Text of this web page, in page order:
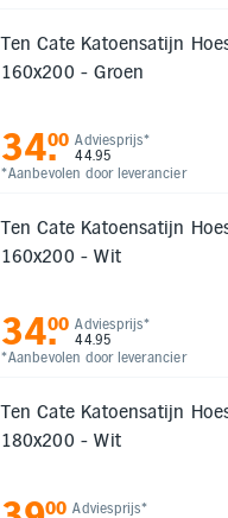
Ten Cate Katoensatijn
160x200 - Groen
Adviesprijs*
44.95
*Aanbevolen door leverancier
34.
00
Ten Cate Katoensatijn
160x200 - Wit
Adviesprijs*
44.95
*Aanbevolen door leverancier
34.
00
Ten Cate Katoensatijn
180x200 - Wit
Adviesprijs*
00